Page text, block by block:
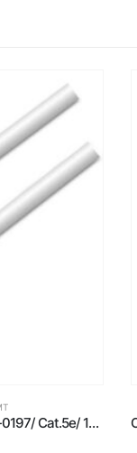
Cable de Red RJ45 UTP Aisens A133-0202 Cat.5e/ 50cm/ Negro